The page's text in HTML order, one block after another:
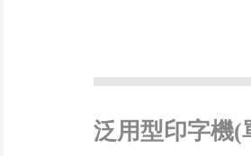
泛用型印字機(